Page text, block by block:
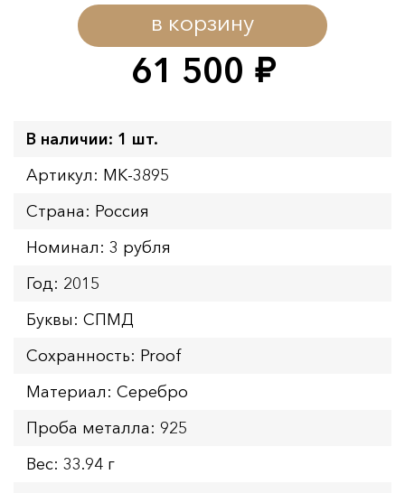
61 500 руб.
в корзину
В наличии: 1 шт.
Артикул: MK-3895
Страна: Россия
Номинал: 3 рубля
Год: 2015
Буквы: СПМД
Сохранность: Proof
Материал: Серебро
Проба металла: 925
Вес: 33.94 г